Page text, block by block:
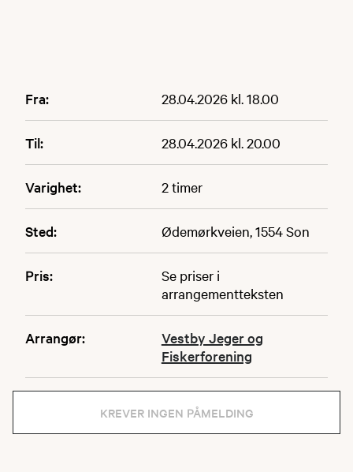
Fra: 28.04.2026 kl. 18.00
Til: 28.04.2026 kl. 20.00
Varighet: 2 timer
Sted: Ødemørkveien, 1554 Son
Pris:
Se priser i
arrangementteksten
Arrangør:
Vestby Jeger og
Fiskerforening
KREVER INGEN PÅMELDING